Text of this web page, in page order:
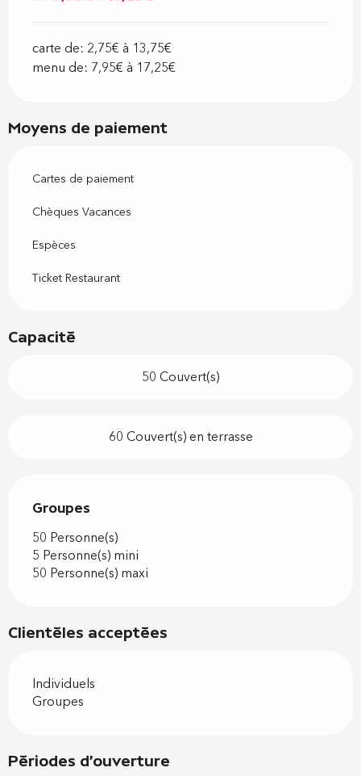
carte de: 2,75€ à 13,75€
menu de: 7,95€ à 17,25€
Moyens de paiement
Cartes de paiement
Chèques Vacances
Espèces
Ticket Restaurant
Capacité
50 Couvert(s)
60 Couvert(s) en terrasse
Groupes
Groupes
50 Personne(s)
5 Personne(s) mini
50 Personne(s) maxi
Clientèles acceptées
Individuels
Groupes
Périodes d'ouverture